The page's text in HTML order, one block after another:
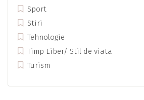
Sport
Stiri
Tehnologie
Timp Liber/ Stil de viata
Turism